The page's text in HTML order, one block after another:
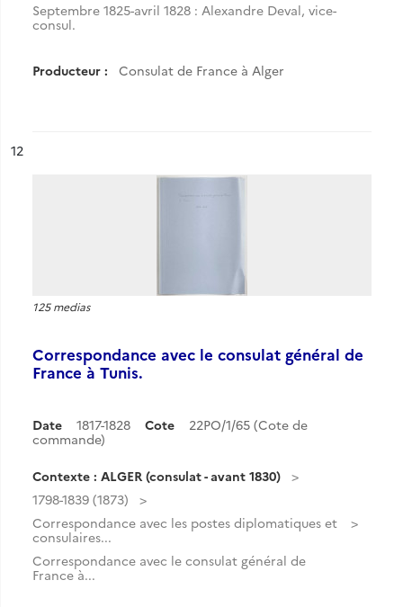
Septembre 1825-avril 1828 : Alexandre Deval, vice-
consul.
Producteur : Consulat de France à Alger
n°
12
125 medias
Correspondance avec le consulat général de
France à Tunis.
Date 1817-1828 Cote
22PO/1/65 (Cote de
commande)
Contexte : ALGER (consulat - avant 1830)
1798-1839 (1873)
Correspondance avec les postes diplomatiques et
consulaires...
Correspondance avec le consulat général de
France à...